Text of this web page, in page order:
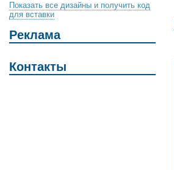
Показать все дизайны и получить код
для вставки
Реклама
Контакты